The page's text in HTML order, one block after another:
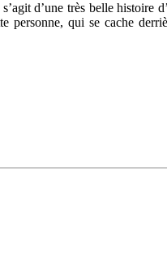
d’une très belle histoire
personne, qui se cache